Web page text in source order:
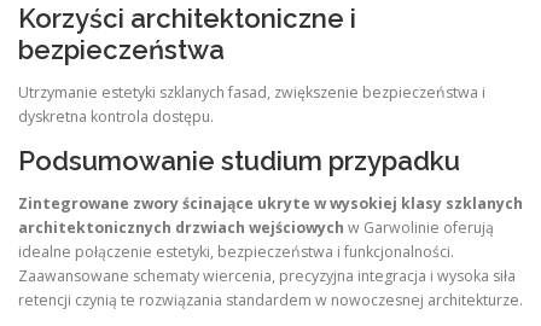
Korzyści architektoniczne i
bezpieczeństwa
Utrzymanie estetyki szklanych fasad, zwiększenie bezpieczeństwa i
dyskretna kontrola dostępu.
Podsumowanie studium przypadku
Zintegrowane zwory ścinające ukryte w wysokiej klasy szklanych
architektonicznych drzwiach wejściowych w Garwolinie oferują
idealne połączenie estetyki, bezpieczeństwa i funkcjonalności.
Zaawansowane schematy wiercenia, precyzyjna integracja i wysoka siła
retencji czynią te rozwiązania standardem w nowoczesnej architekturze.